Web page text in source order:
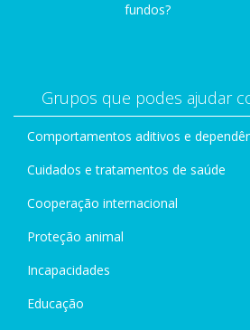
fundos?
Grupos que podes ajudar
Comportamentos aditivos e
Cuidados e tratamentos de saúde
Cooperação internacional
Proteção animal
Incapacidades
Educação